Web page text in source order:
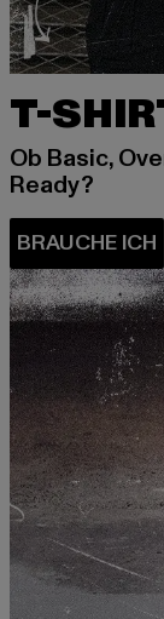
T-
Ob Basic,
Ready?